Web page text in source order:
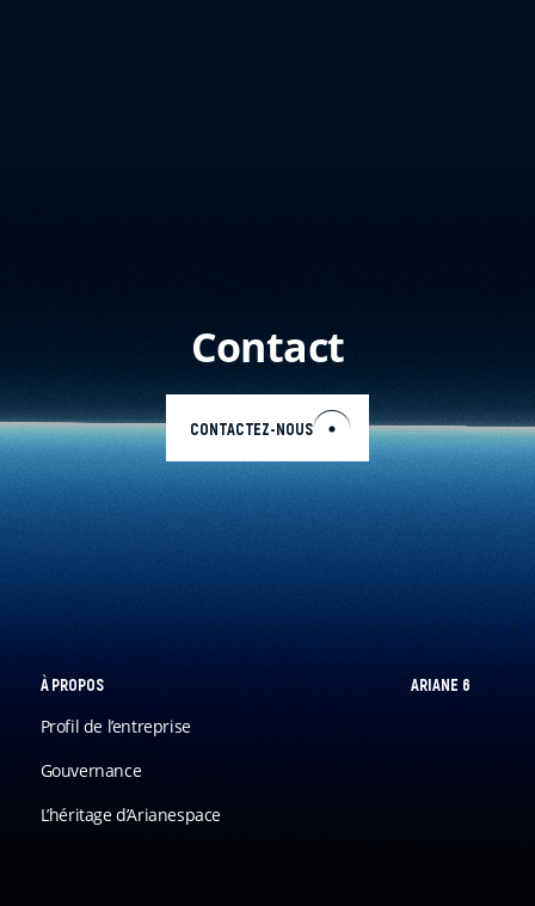
Contact
CONTACTEZ-NOUS
À PROPOS
Profil de l’entreprise
Gouvernance
L’héritage d’Arianespace
ARIANE 6